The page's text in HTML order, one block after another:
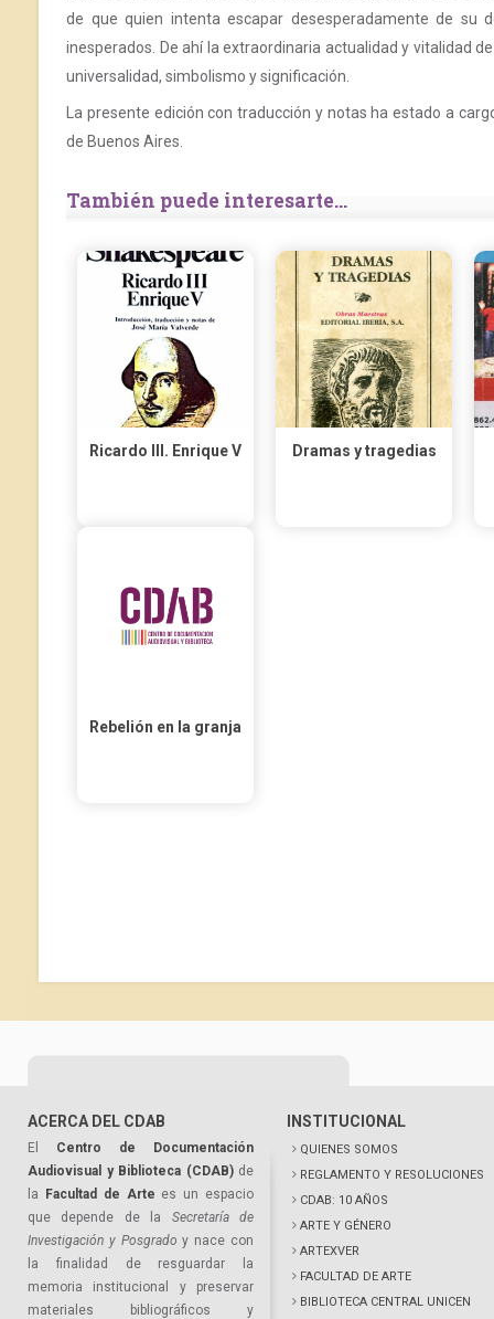
de que quien intenta escapar desesperadamente de su
inesperados. De ahí la extraordinaria actualidad y vitalidad
universalidad, simbolismo y significación.
La presente edición con traducción y notas ha estado a
de Buenos Aires.
También puede interesarte...
Ricardo III. Enrique V Dramas y tragedias
Rebelión en la granja
ACERCA DEL CDAB
El Centro de Documentación
Audiovisual y Biblioteca (CDAB)de
la
Facultad de Arte es un espacio
que depende de la Secretaría de
Investigación y Posgrado y nace con
la finalidad de resguardar la
memoria institucional y preservar
materiales bibliográficos y
INSTITUCIONAL
QUIENES SOMOS
REGLAMENTO Y RESOLUCIONES
CDAB: 10 AÑOS
ARTE Y GÉNERO
ARTEXVER
FACULTAD DE ARTE
BIBLIOTECA CENTRAL UNICEN